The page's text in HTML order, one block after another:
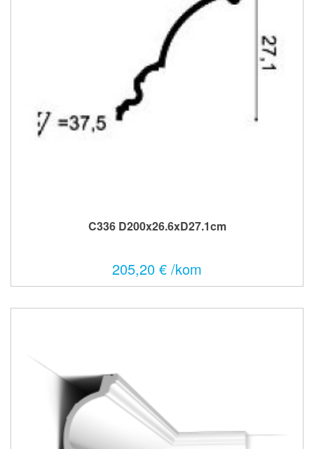
C336 D200x26.6xD27.1cm
205,20 € /kom